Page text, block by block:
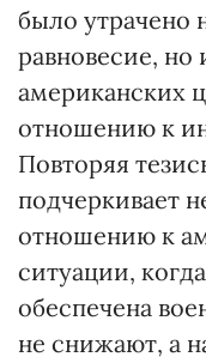
было утрачено
равновесие, но
американских
отношению к
Повторяя
подчеркивает
отношению к
ситуации,
обеспечена
не снижают, а